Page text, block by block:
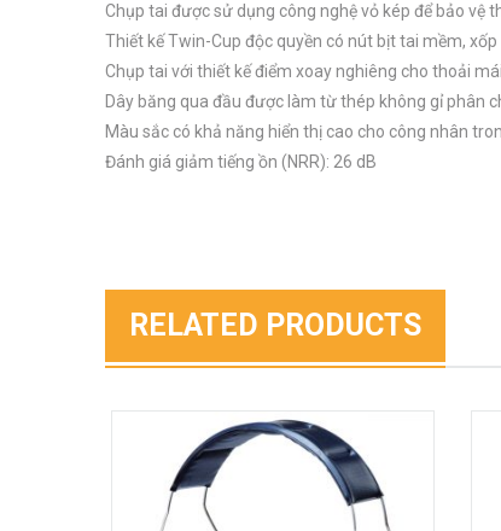
Chụp tai được sử dụng công nghệ vỏ kép để bảo vệ
Thiết kế Twin-Cup độc quyền có nút bịt tai mềm, xốp
Chụp tai với thiết kế điểm xoay nghiêng cho thoải
Dây băng qua đầu được làm từ thép không gỉ phân
Màu sắc có khả năng hiển thị cao cho công nhân
Đánh giá giảm tiếng ồn (NRR): 26 dB
RELATED PRODUCTS